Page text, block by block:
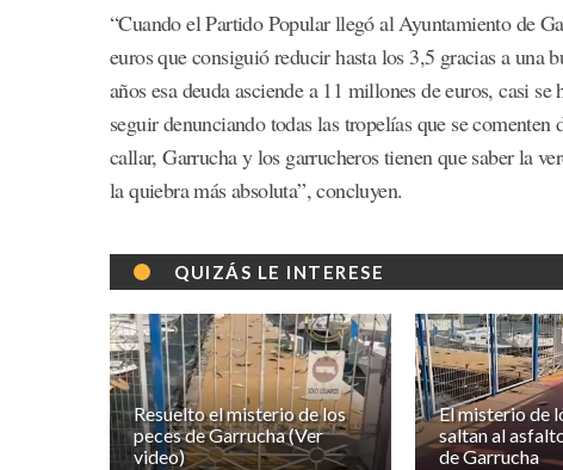
“Cuando el Partido Popular llegó al Ayuntamiento de
euros que consiguió reducir hasta los 3,5 gracias a
años esa deuda asciende a 11 millones de euros, casi
seguir denunciando todas las tropelías que se
callar, Garrucha y los garrucheros tienen que saber la
la quiebra más absoluta”, concluyen.
QUIZÁS LE INTERESE
Resuelto el misterio de los
peces de Garrucha (Ver
video)
El misterio de
saltan al
de Garrucha